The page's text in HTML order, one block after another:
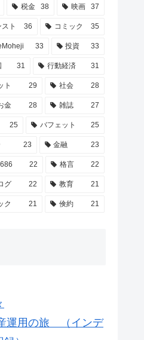
税金 38 映画 37
ト 36 コミック 35
33 投資 33
31 行動経済 31
ト 29 社会 28
金 28 雑誌 27
25 バフェット 25
23 金融 23
22 格言 22
グ 22 教育 21
ク 21 倹約 21
運用の旅 （インデ